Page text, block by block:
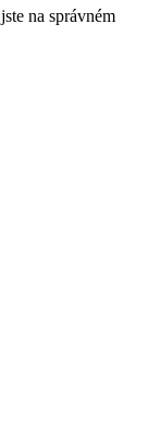
na správném